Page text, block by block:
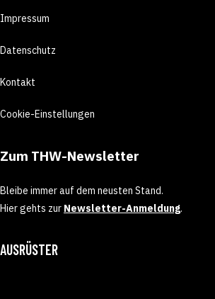
Impressum
Datenschutz
Kontakt
Cookie-Einstellungen
Zum THW-Newsletter
Bleibe immer auf dem neusten Stand.
Hier gehts zur Newsletter-Anmeldung.
AUSRÜSTER